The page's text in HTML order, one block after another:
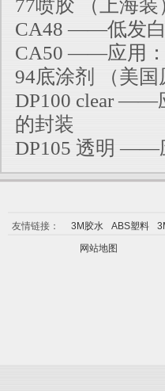
77喷胶 （上海装
CA48 ——低发
CA50 ——应用
94底涂剂 （美国
DP100 clear ——
的封装
DP105 透明 ——
友情链接： 3M胶水 ABS塑料
网站地图